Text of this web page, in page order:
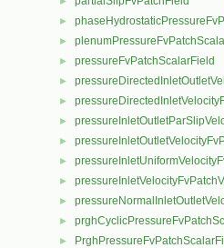
►
►
► pressureFvPatchScalarField
►
►
►
►
►
►
►
►
►